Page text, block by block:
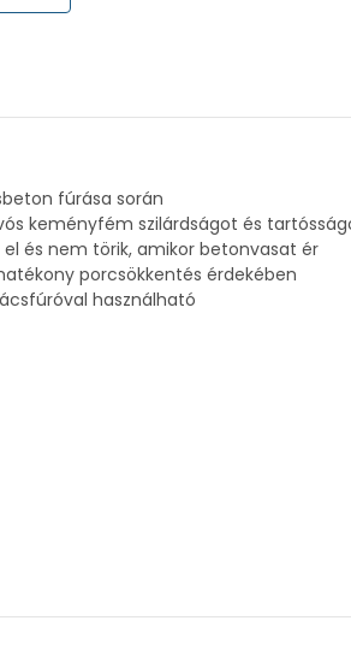
fúrása során
keményfém szilárdságot és
és nem törik, amikor betonvasat ér
porcsökkentés érdekében
használható